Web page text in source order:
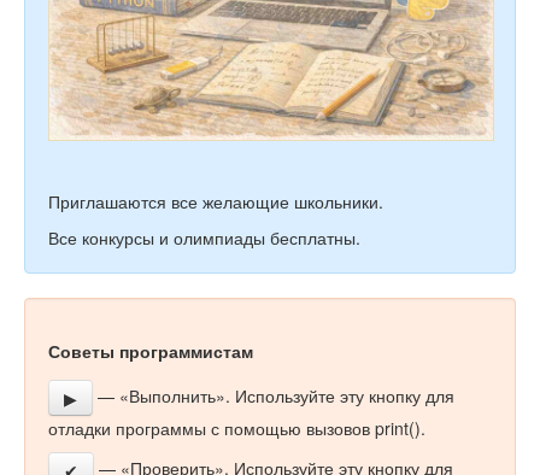
Приглашаются все желающие школьники.
Все конкурсы и олимпиады бесплатны.
Советы программистам
▶
— «Выполнить». Используйте эту кнопку для
отладки программы с помощью вызовов print().
— «Проверить». Используйте эту кнопку для